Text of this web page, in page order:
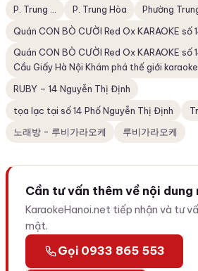
P. Trung ...
P. Trung Hòa Phường
Quán CON BÒ CƯỜI Red Ox KARAOKE số
Quán CON BÒ CƯỜI Red Ox KARAOKE số
Cầu Giấy Hà Nội Khám phá thế giới
RUBY – 14 Nguyễn Thị Định
tọa lạc tại số 14 Phố Nguyễn Thị Định
노래방 - 루비가라오케
루비가라오케
Cần tư vấn thêm về nội dung
KaraokeHanoi.net tiếp nhận và tư
mật.
Gọi 0933 865 553